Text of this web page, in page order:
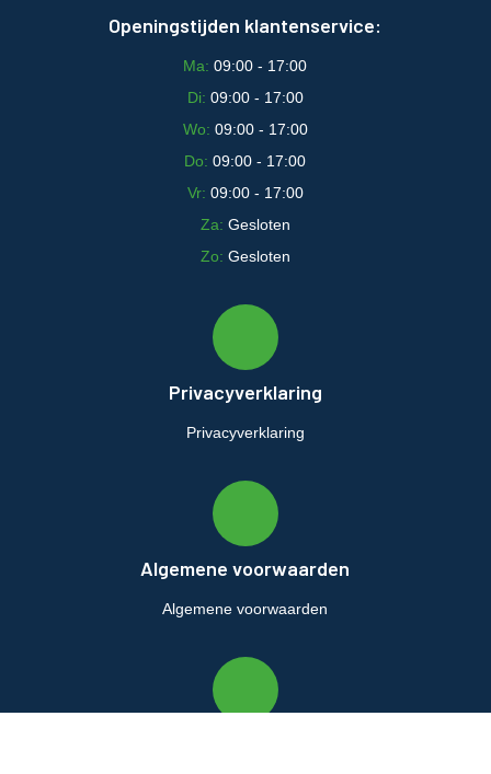
Openingstijden klantenservice:
Ma:09:00 - 17:00
Di: 09:00 - 17:00
Wo: 09:00 - 17:00
Do:09:00 - 17:00
Vr: 09:00 - 17:00
Za: Gesloten
Zo: Gesloten
Privacyverklaring
Privacyverklaring
Algemene voorwaarden
Algemene voorwaarden